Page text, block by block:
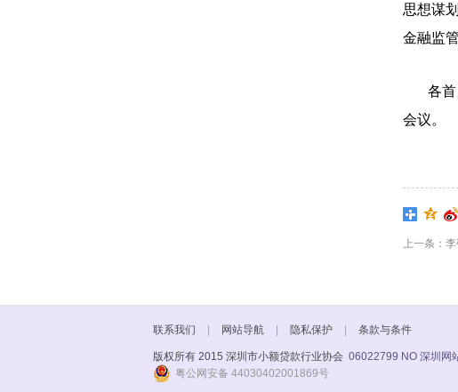
思想谋
金融监
各
会议。
上一条：
联系我们 网站导航 隐私保护 条款与条件
版权所有 2015 深圳市小额贷款行业协会 06022799 NO 深圳网
粤公网安备 44030402001869号